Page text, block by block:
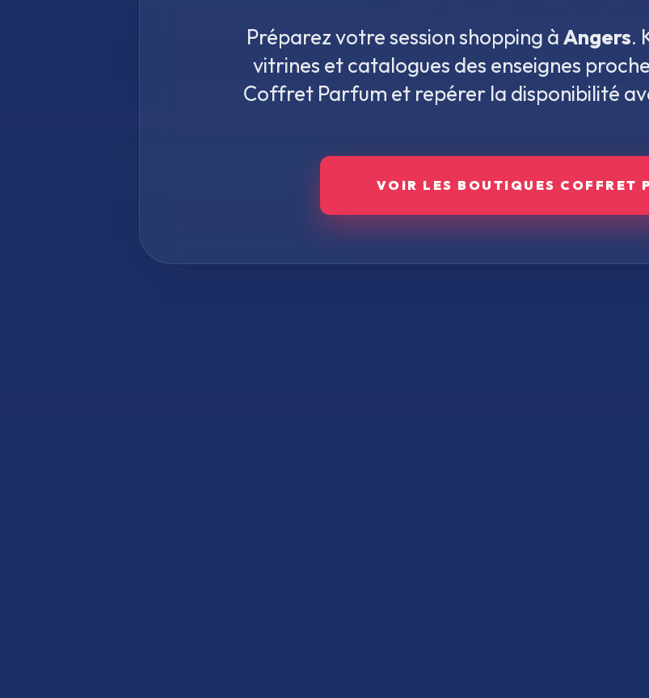
Préparez votre session shopping àAngers.
vitrines et catalogues des enseignes
Coffret Parfum et repérer la disponibilité
VOIR LES BOUTIQUES COFFRET